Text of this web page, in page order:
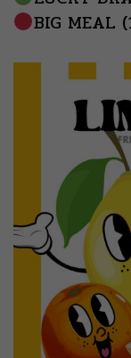
BIG MEAL